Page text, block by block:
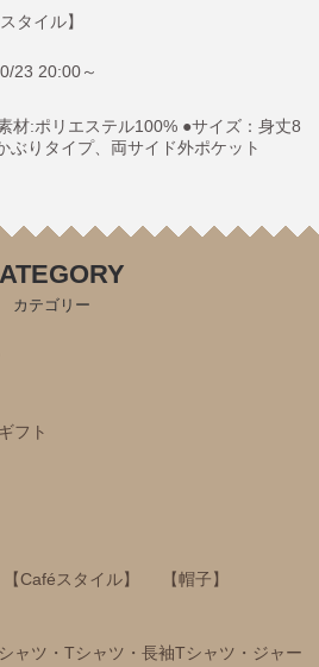
ン
タイル】
23 20:00～
材:ポリエステル100% ●サイズ：身丈8
ぶりタイプ、両サイド外ポケット
カテゴリー
フト
【Caféスタイル】
【帽子】
ャツ・Tシャツ・長袖Tシャツ・ジャー